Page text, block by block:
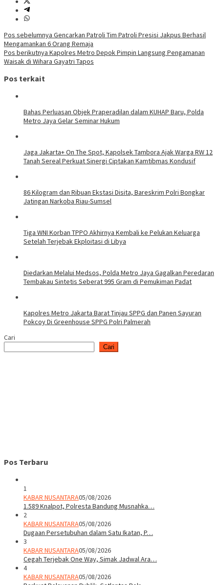
Navigasi
pos
Pos sebelumnya Gencarkan Patroli Tim Patroli Presisi Jakpus Berhasil
Mengamankan 6 Orang Remaja
Pos berikutnya Kapolres Metro Depok Pimpin Langsung Pengamanan
Waisak di Wihara Gayatri Tapos
Pos terkait
Bahas Perluasan Objek Praperadilan dalam KUHAP Baru, Polda
Metro Jaya Gelar Seminar Hukum
Jaga Jakarta+ On The Spot, Kapolsek Tambora Ajak Warga RW 12
Tanah Sereal Perkuat Sinergi Ciptakan Kamtibmas Kondusif
86 Kilogram dan Ribuan Ekstasi Disita, Bareskrim Polri Bongkar
Jatingan Narkoba Riau-Sumsel
Tiga WNI Korban TPPO Akhirnya Kembali ke Pelukan Keluarga
Setelah Terjebak Ekploitasi di Libya
Diedarkan Melalui Medsos, Polda Metro Jaya Gagalkan Peredaran
Tembakau Sintetis Seberat 995 Gram di Pemukiman Padat
Kapolres Metro Jakarta Barat Tinjau SPPG dan Panen Sayuran
Pokcoy Di Greenhouse SPPG Polri Palmerah
Cari
Cari
Pos Terbaru
1
KABAR NUSANTARA05/08/2026
1.589 Knalpot, Polresta Bandung Musnahka…
2
KABAR NUSANTARA05/08/2026
Dugaan Persetubuhan dalam Satu Ikatan, P…
3
KABAR NUSANTARA05/08/2026
Cegah Terjebak One Way, Simak Jadwal Ara…
4
KABAR NUSANTARA05/08/2026